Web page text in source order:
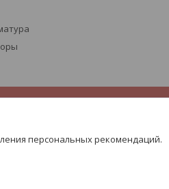
персональных рекомендаций.